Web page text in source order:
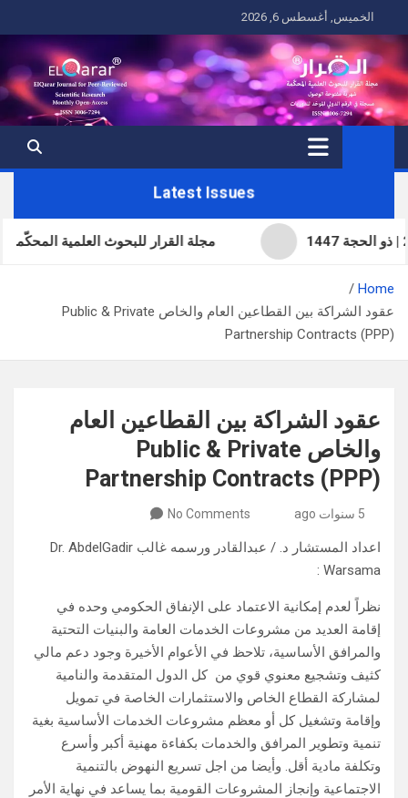
to
content
الخميس, أغسطس 6, 2026
Latest Issues
مجلة القرار للبحوث العلمية المحكّمة
Home
عقود الشراكة بين القطاعين العام والخاص Public & Private
Partnership Contracts (PPP)
عقود الشراكة بين القطاعين العام
والخاص Public & Private
Partnership Contracts (PPP)
5 سنوات ago No Comments
اعداد المستشار د. / عبدالقادر ورسمه غالب Dr. AbdelGadir
Warsama :
نظراً لعدم إمكانية الاعتماد على الإنفاق الحكومي وحده في
إقامة العديد من مشروعات الخدمات العامة والبنيات التحتية
والمرافق الأساسية، تلاحظ في الأعوام الأخيرة وجود دعم مالي
كثيف وتشجيع معنوي قوي من كل الدول المتقدمة والنامية
لمشاركة القطاع الخاص والاستثمارات الخاصة في تمويل
وإقامة وتشغيل كل أو معظم مشروعات الخدمات الأساسية بغية
تنمية وتطوير المرافق والخدمات بكفاءة مهنية أكبر وأسرع
وتكلفة مادية أقل. وأيضا من اجل تسريع النهوض بالتنمية
الاجتماعية وإنجاز المشروعات القومية بما يساعد في نهاية الأمر